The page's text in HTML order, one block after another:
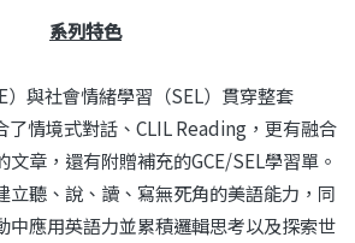
系列特色
與社會情緒學習（SEL）貫穿整套
情境式對話、CLIL Reading，更有融合
章，還有附贈補充的GCE/SEL學習單。
立聽、說、讀、寫無死角的美語能力，同
中應用英語力並累積邏輯思考以及探索世